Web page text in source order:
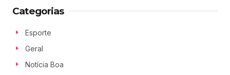
Categorias
Esporte
Geral
Notícia Boa